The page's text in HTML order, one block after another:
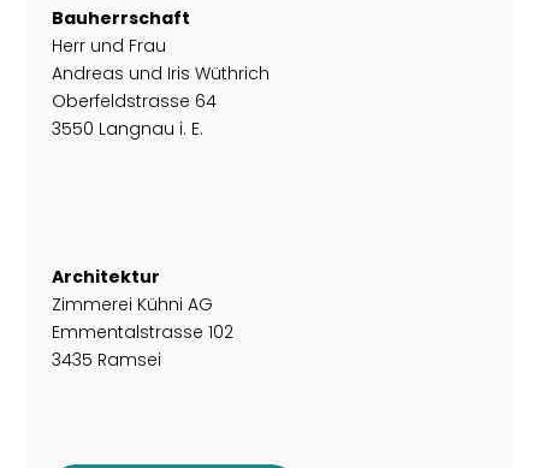
Bauherrschaft
Herr und Frau
Andreas und Iris Wüthrich
Oberfeldstrasse 64
3550 Langnau i. E.
Architektur
Zimmerei Kühni AG
Emmentalstrasse 102
3435 Ramsei